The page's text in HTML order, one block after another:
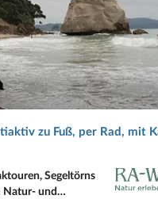
zu Fuß, per Rad, mit
Segeltörns
Natur- und